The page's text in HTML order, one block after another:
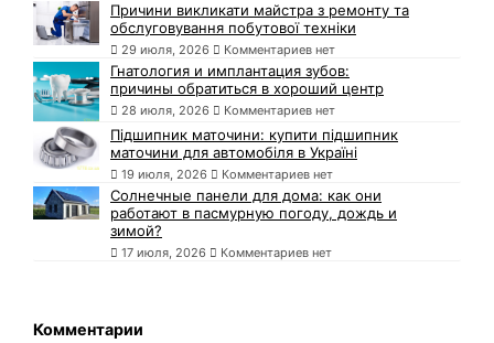
Причини викликати майстра з ремонту та
обслуговування побутової техніки
29 июля, 2026 Комментариев нет
Гнатология и имплантация зубов:
причины обратиться в хороший центр
28 июля, 2026 Комментариев нет
Підшипник маточини: купити підшипник
маточини для автомобіля в Україні
19 июля, 2026 Комментариев нет
Солнечные панели для дома: как они
работают в пасмурную погоду, дождь и
зимой?
17 июля, 2026 Комментариев нет
Комментарии